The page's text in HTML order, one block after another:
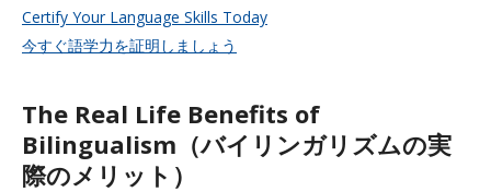
Certify Your Language Skills Today
今すぐ語学力を証明しましょう
The Real Life Benefits of
Bilingualism（バイリンガリズムの実
際のメリット）